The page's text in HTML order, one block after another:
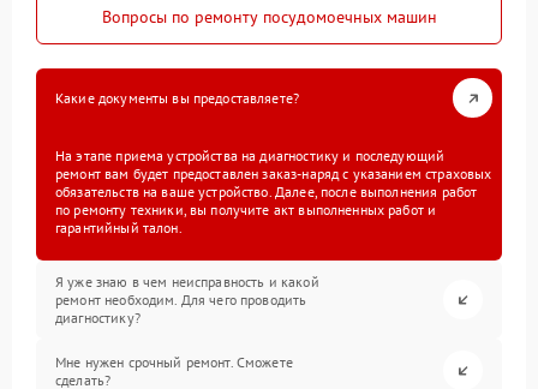
Вопросы по ремонту посудомоечных машин
Какие документы вы предоставляете?
На этапе приема устройства на диагностику и последующий
ремонт вам будет предоставлен заказ-наряд с указанием страховых
обязательств на ваше устройство. Далее, после выполнения работ
по ремонту техники, вы получите акт выполненных работ и
гарантийный талон.
Я уже знаю в чем неисправность и какой
ремонт необходим. Для чего проводить
диагностику?
Мне нужен срочный ремонт. Сможете
сделать?